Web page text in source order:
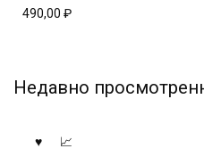
490,00 ₽
Недавно